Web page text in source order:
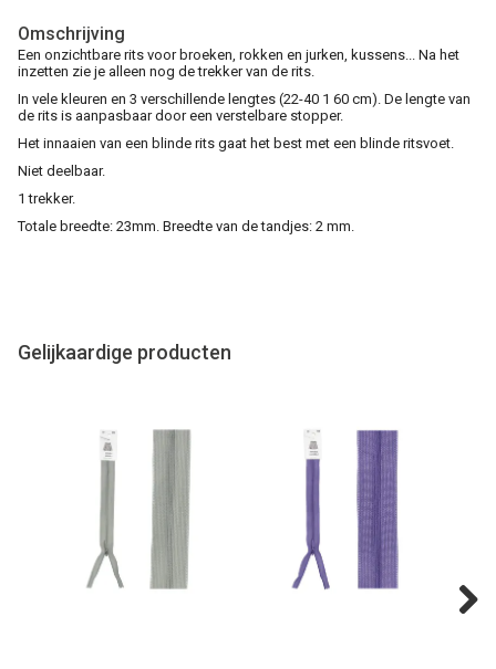
Omschrijving
Een onzichtbare rits voor broeken, rokken en jurken, kussens... Na het
inzetten zie je alleen nog de trekker van de rits.
In vele kleuren en 3 verschillende lengtes (22-40 1 60 cm). De lengte van
de rits is aanpasbaar door een verstelbare stopper.
Het innaaien van een blinde rits gaat het best met een blinde ritsvoet.
Niet deelbaar.
1 trekker.
Totale breedte: 23mm. Breedte van de tandjes: 2 mm.
Gelijkaardige producten